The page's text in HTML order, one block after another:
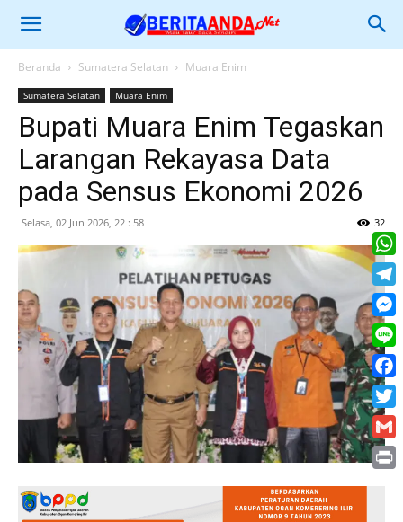
Beranda Sumatera Selatan Muara Enim
Sumatera Selatan Muara Enim
Bupati Muara Enim Tegaskan
Larangan Rekayasa Data
pada Sensus Ekonomi 2026
Selasa, 02 Jun 2026, 22 : 58 32
Line